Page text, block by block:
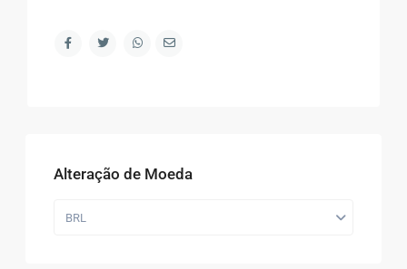
Alteração de Moeda
BRL